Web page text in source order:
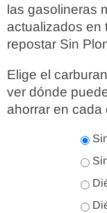
las gasolineras
actualizados en
repostar Sin
Elige el
ver dónde
ahorrar en cada